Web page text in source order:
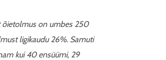
õietolmus on umbes 250
ligikaudu 26%. Samuti
kui 40 ensüümi, 29